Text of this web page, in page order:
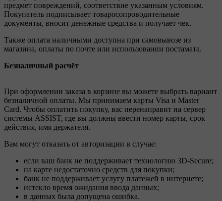
предмет повреждений, соответствие указанным условиям.
Покупатель подписывает товаросопроводительные
документы, вносит денежные средства и получает чек.
Также оплата наличными доступна при самовывозе из
магазина, оплаты по почте или использовании постамата.
Безналичный расчёт
При оформлении заказа в корзине вы можете выбрать вариант
безналичной оплаты. Мы принимаем карты Visa и Master
Card. Чтобы оплатить покупку, вас перенаправит на сервер
системы ASSIST, где вы должны ввести номер карты, срок
действия, имя держателя.
Вам могут отказать от авторизации в случае:
если ваш банк не поддерживает технологию 3D-Secure;
на карте недостаточно средств для покупки;
банк не поддерживает услугу платежей в интернете;
истекло время ожидания ввода данных;
в данных была допущена ошибка.